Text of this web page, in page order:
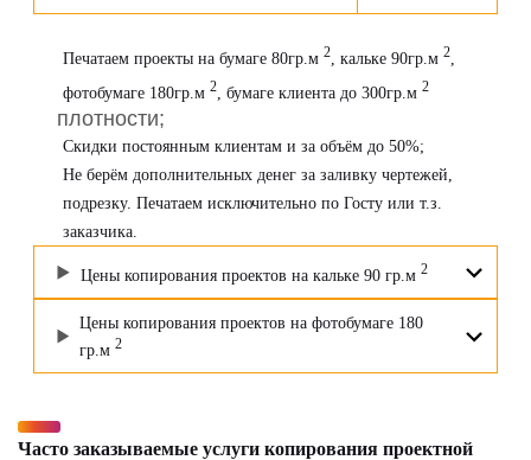
Печатаем проекты на бумаге 80гр.м 2, кальке 90гр.м 2,
фотобумаге 180гр.м 2, бумаге клиента до 300гр.м 2
плотности;
Скидки постоянным клиентам и за объём до 50%;
Не берём дополнительных денег за заливку чертежей,
подрезку. Печатаем исключительно по Госту или т.з.
заказчика.
Цены копирования проектов на кальке 90 гр.м 2
Цены копирования проектов на фотобумаге 180
гр.м2
Часто заказываемые услуги копирования проектной